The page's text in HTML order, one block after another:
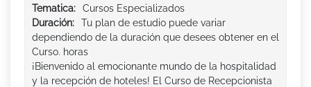
Tematica:
Cursos Especializados
Duración:
Tu plan de estudio puede variar
dependiendo de la duración que desees obtener en el
Curso. horas
¡Bienvenido al emocionante mundo de la hospitalidad
y la recepción de hoteles! El Curso de Recepcionista